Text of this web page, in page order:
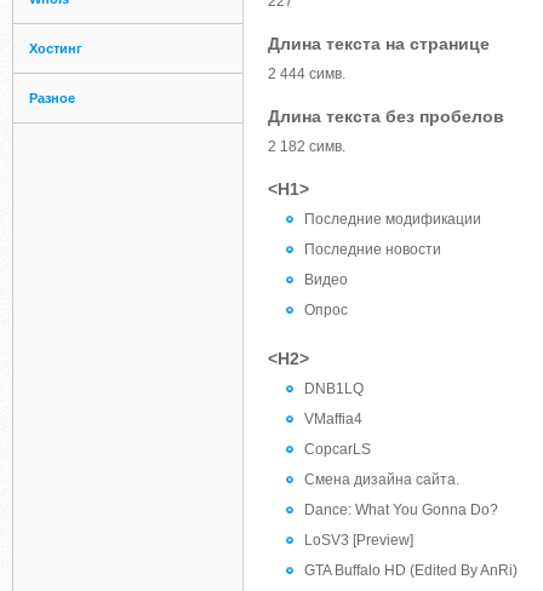
Хостинг
Разное
Длина текста на странице
2 444 симв.
Длина текста без пробелов
2 182 симв.
<H1>
Последние модификации
Последние новости
Видео
Опрос
<H2>
DNB1LQ
VMaffia4
CopcarLS
Смена дизайна сайта.
Dance: What You Gonna Do?
LoSV3 [Preview]
GTA Buffalo HD (Edited By AnRi)